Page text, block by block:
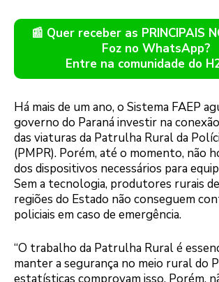
📰 Quer receber as PRINCIPAIS
Foz no WhatsApp?
Entre na comunidade do
Há mais de um ano, o Sistema FAEP
governo do Paraná investir na
das viaturas da Patrulha Rural da
(PMPR). Porém, até o momento, não
dos dispositivos necessários para
Sem a tecnologia, produtores rurais
regiões do Estado não conseguem
policiais em caso de emergência.
“O trabalho da Patrulha Rural é
manter a segurança no meio rural do
estatísticas comprovam isso. Porém,